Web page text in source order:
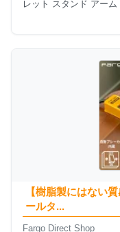
レット スタンド アー
【樹脂製にはない
ールタ...
Fargo Direct Shop